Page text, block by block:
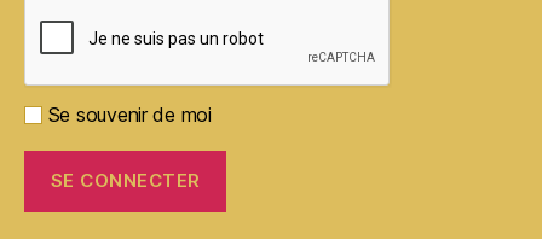
Se souvenir de moi